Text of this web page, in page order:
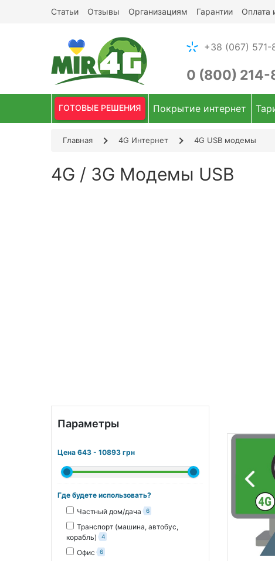
Статьи Отзывы Организациям Гарантии Оплата
+38 (067) 571-
0 (800) 214-
ГОТОВЫЕ РЕШЕНИЯ Покрытие интернет
Главная 4G Интернет 4G USB модемы
4G / 3G Модемы USB
Параметры
Цена 643 - 10893 грн
Где будете использовать?
Частный дом/дача
6
Транспорт (машина, автобус,
корабль)
4
Офис 6